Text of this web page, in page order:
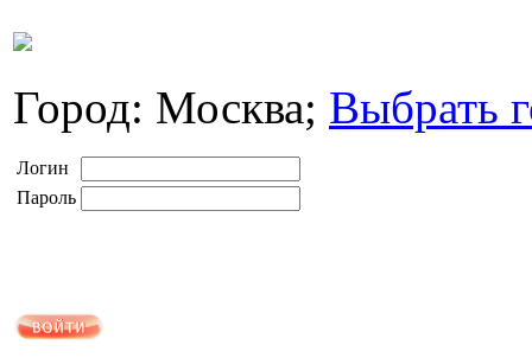
Город: Москва; Выбрать
Логин
Пароль